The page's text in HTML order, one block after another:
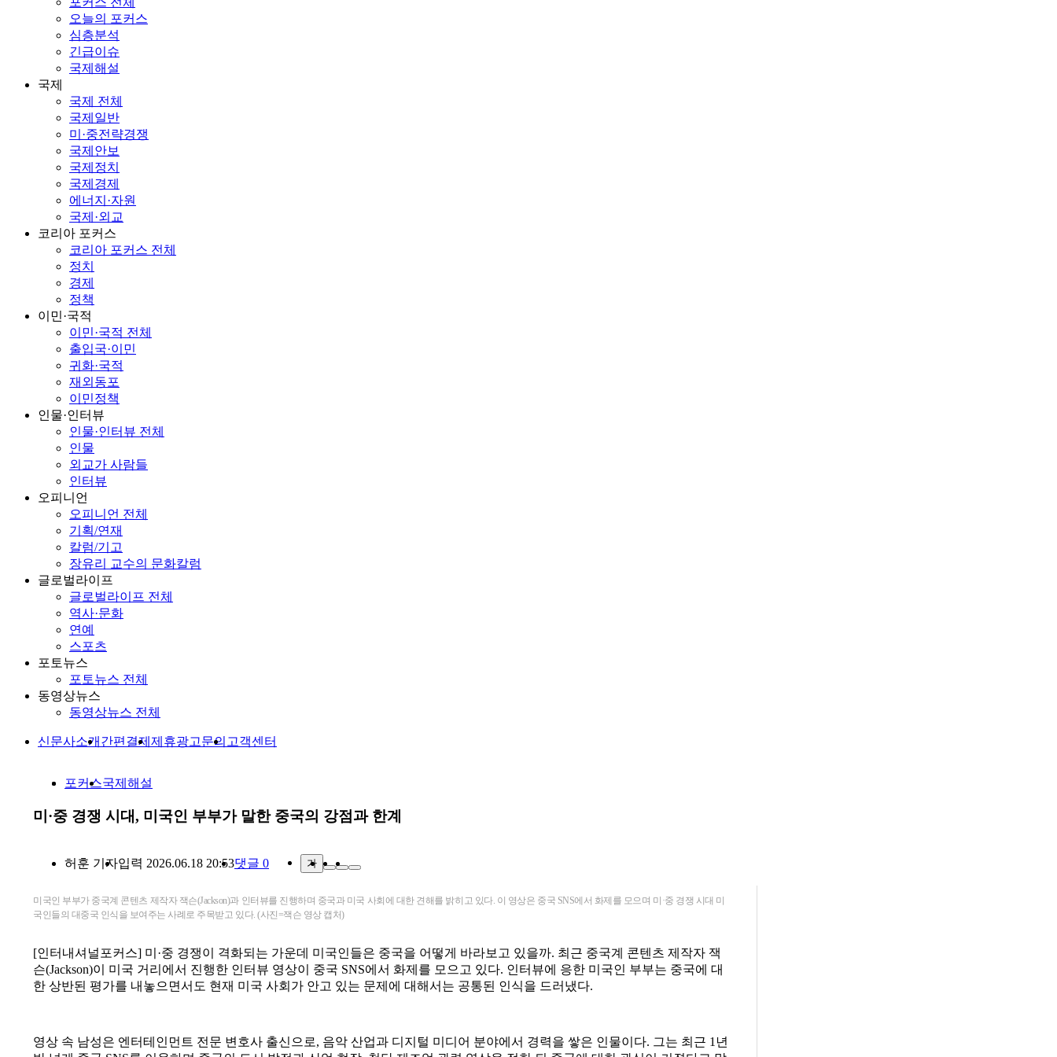
오늘의 포커스
심층분석
긴급이슈
국제해설
국제
국제 전체
국제일반
미·중전략경쟁
국제안보
국제정치
국제경제
에너지·자원
국제·외교
코리아 포커스
코리아 포커스 전체
정치
경제
정책
이민·국적
이민·국적 전체
출입국·이민
귀화·국적
재외동포
이민정책
인물·인터뷰
인물·인터뷰 전체
인물
외교가 사람들
인터뷰
오피니언
오피니언 전체
기획/연재
칼럼/기고
장유리 교수의 문화칼럼
글로벌라이프
글로벌라이프 전체
역사·문화
연예
스포츠
포토뉴스
포토뉴스 전체
동영상뉴스
동영상뉴스 전체
신문사소개 간편결제 제휴광고문의 고객센터
포커스국제해설
미·중 경쟁 시대, 미국인 부부가 말한 중국의 강점과 한계
허훈 기자입력 2026.06.18 20:53댓글 0 가
미국인 부부가 중국계 콘텐츠 제작자 잭슨(Jackson)과 인터뷰를 진행하며 중국과 미국 사회에 대한 견해를 밝히고 있다. 이 영상은 중국 SNS에서 화제를 모으며 미·중 경쟁 시대 미
국인들의 대중국 인식을 보여주는 사례로 주목받고 있다. (사진=잭슨 영상 캡처)
[인터내셔널포커스] 미·중 경쟁이 격화되는 가운데 미국인들은 중국을 어떻게 바라보고 있을까. 최근 중국계 콘텐츠 제작자 잭
슨(Jackson)이 미국 거리에서 진행한 인터뷰 영상이 중국 SNS에서 화제를 모으고 있다. 인터뷰에 응한 미국인 부부는 중국에 대
한 상반된 평가를 내놓으면서도 현재 미국 사회가 안고 있는 문제에 대해서는 공통된 인식을 드러냈다.
영상 속 남성은 엔터테인먼트 전문 변호사 출신으로, 음악 산업과 디지털 미디어 분야에서 경력을 쌓은 인물이다. 그는 최근 1년